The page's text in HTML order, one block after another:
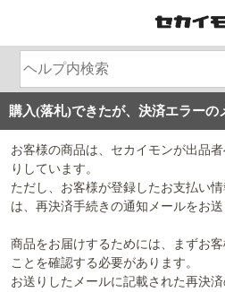
購入(落札)できたが、決済エラーの
お客様の商品は、セカイモンが出品
りしています。
ただし、お客様が登録したお支払い
は、再決済手続きの通知メールをお送
商品をお届けするためには、まずお
ことを確認する必要があります。
お送りしたメールに記載された再決